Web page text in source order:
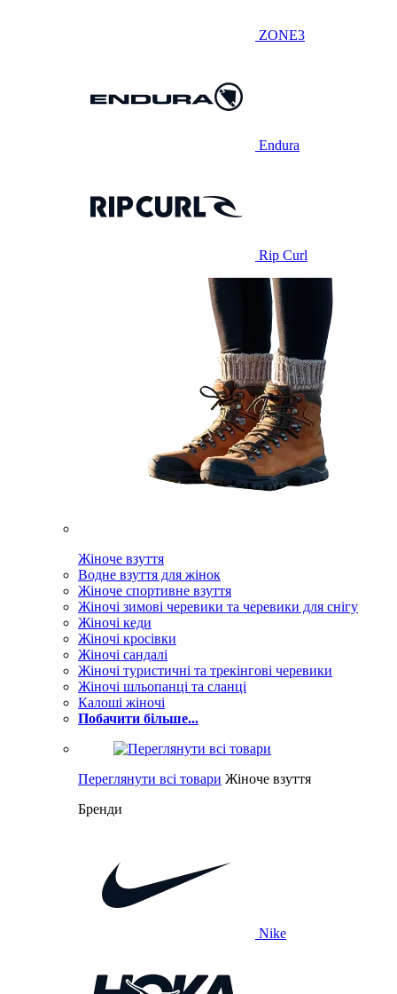
ZONE3
Endura
Rip Curl
Жіноче взуття
Водне взуття для жінок
Жіноче спортивне взуття
Жіночі зимові черевики та черевики для снігу
Жіночі кеди
Жіночі кросівки
Жіночі сандалі
Жіночі туристичні та трекінгові черевики
Жіночі шльопанці та сланці
Калоші жіночі
Побачити більше...
Переглянути всі товари Жіноче взуття
Бренди
Nike